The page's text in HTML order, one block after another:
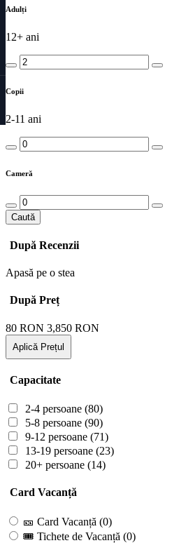
Adulți
12+ ani
Copii
2-11 ani
Cameră
Caută
După Recenzii
Apasă pe o stea
După Preț
80 RON 3,850 RON
Aplică Prețul
Capacitate
2-4 persoane (80)
5-8 persoane (90)
9-12 persoane (71)
13-19 persoane (23)
20+ persoane (14)
Card Vacanță
🎫 Card Vacanță (0)
🎟 Tichete de Vacanță (0)